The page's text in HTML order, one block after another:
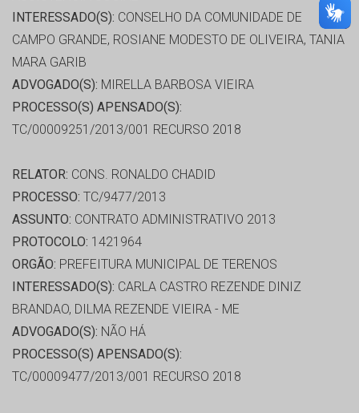
INTERESSADO(S): CONSELHO DA COMUNIDADE DE
CAMPO GRANDE, ROSIANE MODESTO DE OLIVEIRA, TANIA
MARA GARIB
ADVOGADO(S): MIRELLA BARBOSA VIEIRA
PROCESSO(S) APENSADO(S):
TC/00009251/2013/001 RECURSO 2018
RELATOR: CONS. RONALDO CHADID
PROCESSO: TC/9477/2013
ASSUNTO: CONTRATO ADMINISTRATIVO 2013
PROTOCOLO: 1421964
ORGÃO: PREFEITURA MUNICIPAL DE TERENOS
INTERESSADO(S): CARLA CASTRO REZENDE DINIZ
BRANDAO, DILMA REZENDE VIEIRA - ME
ADVOGADO(S): NÃO HÁ
PROCESSO(S) APENSADO(S):
TC/00009477/2013/001 RECURSO 2018